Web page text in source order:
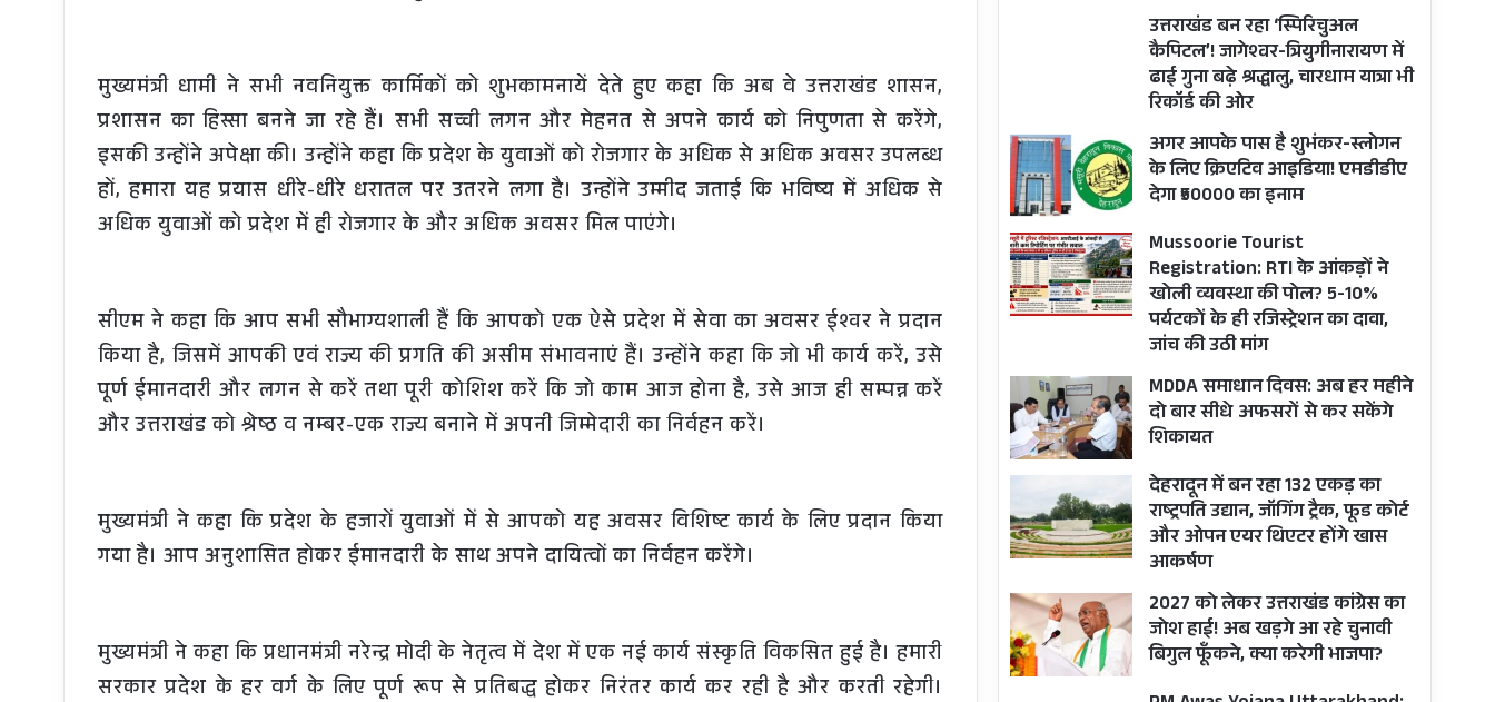
मुख्यमंत्री धामी ने सभी नवनियुक्त कार्मिकों को शुभकामनायें देते हुए कहा कि अब वे उत्तराखंड शासन,
प्रशासन का हिस्सा बनने जा रहे हैं। सभी सच्ची लगन और मेहनत से अपने कार्य को निपुणता से करेंगे,
इसकी उन्होंने अपेक्षा की। उन्होंने कहा कि प्रदेश के युवाओं को रोजगार के अधिक से अधिक अवसर उपलब्ध
हों, हमारा यह प्रयास धीरे-धीरे धरातल पर उतरने लगा है। उन्होंने उम्मीद जताई कि भविष्य में अधिक से
अधिक युवाओं को प्रदेश में ही रोजगार के और अधिक अवसर मिल पाएंगे।
सीएम ने कहा कि आप सभी सौभाग्यशाली हैं कि आपको एक ऐसे प्रदेश में सेवा का अवसर ईश्वर ने प्रदान
किया है, जिसमें आपकी एवं राज्य की प्रगति की असीम संभावनाएं हैं। उन्होंने कहा कि जो भी कार्य करें, उसे
पूर्ण ईमानदारी और लगन से करें तथा पूरी कोशिश करें कि जो काम आज होना है, उसे आज ही सम्पन्न करें
और उत्तराखंड को श्रेष्ठ व नम्बर-एक राज्य बनाने में अपनी जिम्मेदारी का निर्वहन करें।
मुख्यमंत्री ने कहा कि प्रदेश के हजारों युवाओं में से आपको यह अवसर विशिष्ट कार्य के लिए प्रदान किया
गया है। आप अनुशासित होकर ईमानदारी के साथ अपने दायित्वों का निर्वहन करेंगे।
मुख्यमंत्री ने कहा कि प्रधानमंत्री नरेन्द्र मोदी के नेतृत्व में देश में एक नई कार्य संस्कृति विकसित हुई है। हमारी
सरकार प्रदेश के हर वर्ग के लिए पूर्ण रूप से प्रतिबद्ध होकर निरंतर कार्य कर रही है और करती रहेगी।
उत्तराखंड बन रहा ‘स्पिरिचुअल
कैपिटल’! जागेश्वर-त्रियुगीनारायण में
ढाई गुना बढ़े श्रद्धालु, चारधाम यात्रा भी
रिकॉर्ड की ओर
अगर आपके पास है शुभंकर-स्लोगन
के लिए क्रिएटिव आइडिया! एमडीडीए
देगा ₹50000 का इनाम
Mussoorie Tourist
Registration: RTI के आंकड़ों ने
खोली व्यवस्था की पोल? 5-10%
पर्यटकों के ही रजिस्ट्रेशन का दावा,
जांच की उठी मांग
MDDA समाधान दिवस: अब हर महीने
दो बार सीधे अफसरों से कर सकेंगे
शिकायत
देहरादून में बन रहा 132 एकड़ का
राष्ट्रपति उद्यान, जॉगिंग ट्रैक, फूड कोर्ट
और ओपन एयर थिएटर होंगे खास
आकर्षण
2027 को लेकर उत्तराखंड कांग्रेस का
जोश हाई! अब खड़गे आ रहे चुनावी
बिगुल फूँकने, क्या करेगी भाजपा?